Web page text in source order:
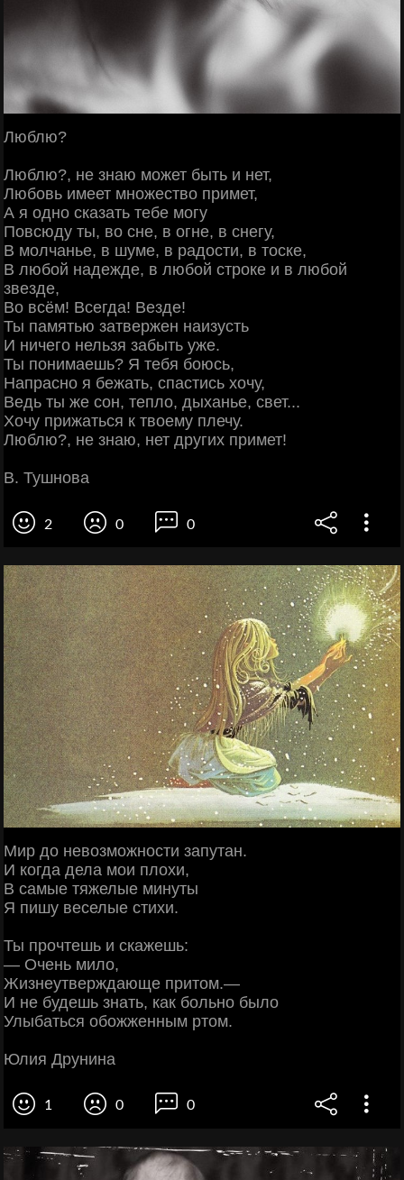
Люблю?
Люблю?, не знаю может быть и нет,
Любовь имеет множество примет,
А я одно сказать тебе могу
Повсюду ты, во сне, в огне, в снегу,
В молчанье, в шуме, в радости, в тоске,
В любой надежде, в любой строке и в любой
звезде,
Во всём! Всегда! Везде!
Ты памятью затвержен наизусть
И ничего нельзя забыть уже.
Ты понимаешь? Я тебя боюсь,
Напрасно я бежать, спастись хочу,
Ведь ты же сон, тепло, дыханье, свет...
Хочу прижаться к твоему плечу.
Люблю?, не знаю, нет других примет!
В. Тушнова
2 0 0
Мир до невозможности запутан.
И когда дела мои плохи,
В самые тяжелые минуты
Я пишу веселые стихи.
Ты прочтешь и скажешь:
— Очень мило,
Жизнеутверждающе притом.—
И не будешь знать, как больно было
Улыбаться обожженным ртом.
Юлия Друнина
1 0 0